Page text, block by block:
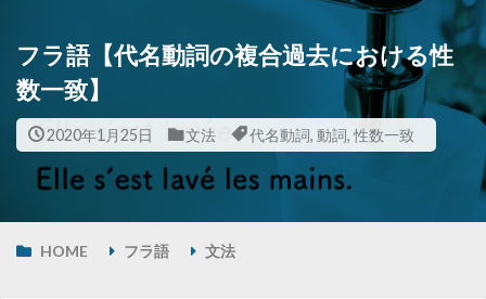
フラ語【代名動詞の複合過去における性
数一致】
2020年1月25日 文法 代名動詞, 動詞,性数一致
HOME フラ語 文法